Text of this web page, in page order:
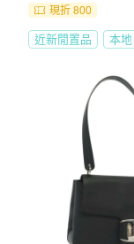
現折 800
近新閒置品 本地